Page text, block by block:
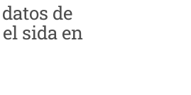
de
sida en